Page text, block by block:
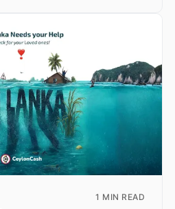
1 MIN READ